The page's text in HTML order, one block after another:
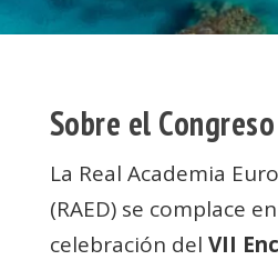
Sobre el Congreso
La Real Academia
(RAED) se complace
celebración del VII